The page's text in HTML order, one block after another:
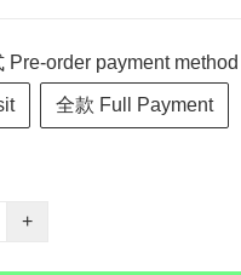
Pre-order payment method
全款 Full Payment
+